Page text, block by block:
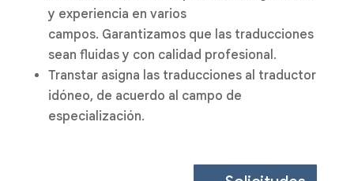
y experiencia en varios
campos. Garantizamos que las traducciones
sean fluidas y con calidad profesional.
Transtar asigna las traducciones al traductor
idóneo, de acuerdo al campo de
especialización.